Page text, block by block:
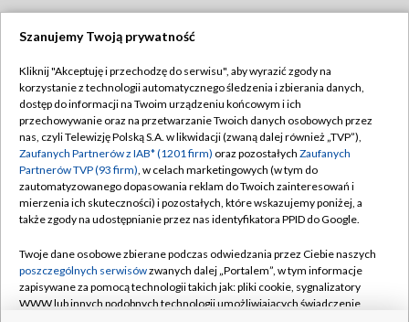
TVP
Abonament TVP
Emisja w TVP
Centrum informacji TVP
Naziemna Telewizja Cyfrowa
Rada Programowa
System NOS
Regulamin TVP
Polityka prywatności
Moje zgody
Pomoc
Kontakt
Szanujemy Twoją prywatność
Kliknij "Akceptuję i przechodzę do serwisu", aby wyrazić zgody na
korzystanie z technologii automatycznego śledzenia i zbierania danych,
dostęp do informacji na Twoim urządzeniu końcowym i ich
przechowywanie oraz na przetwarzanie Twoich danych osobowych przez
nas, czyli Telewizję Polską S.A. w likwidacji (zwaną dalej również „TVP”),
Zaufanych Partnerów z IAB* (1201 firm) oraz pozostałych Zaufanych
Partnerów TVP (93 firm), w celach marketingowych (w tym do
zautomatyzowanego dopasowania reklam do Twoich zainteresowań i
mierzenia ich skuteczności) i pozostałych, które wskazujemy poniżej, a
także zgody na udostępnianie przez nas identyfikatora PPID do Google.
Twoje dane osobowe zbierane podczas odwiedzania przez Ciebie naszych
poszczególnych serwisówzwanych dalej „Portalem”, w tym informacje
zapisywane za pomocą technologii takich jak: pliki cookie, sygnalizatory
WWW lub innych podobnych technologii umożliwiających świadczenie